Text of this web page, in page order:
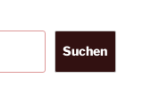
Suchen